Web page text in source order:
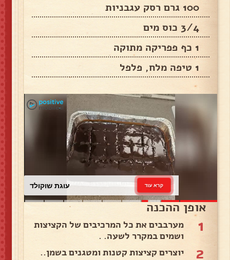
100 גרם רסק עגבניות
3/4 כוס מים
1 כף פפריקה מתוקה
1 טיפה מלח, פלפל
עוגת שוקולד קרא עוד
אופן ההכנה
1
מערבבים את כל המרכיבים של הקציצות
ושמים במקרר לשעה. .
2 יוצרים קציצות קטנות ומטגנים בשמן..